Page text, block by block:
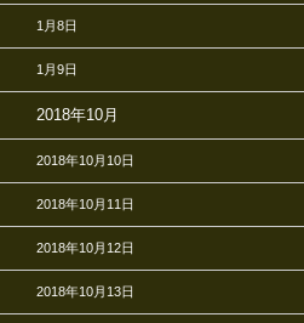
1月8日
1月9日
2018年10月
2018年10月10日
2018年10月11日
2018年10月12日
2018年10月13日